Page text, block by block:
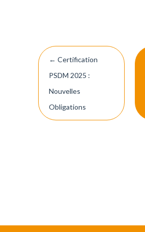
Post
navigation
← Certification
PSDM 2025 :
Nouvelles
Obligations